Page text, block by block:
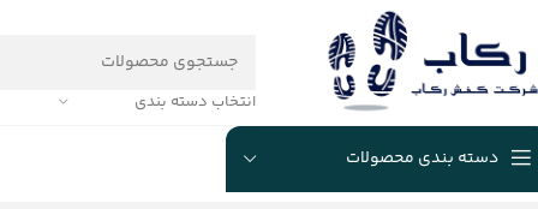
انتخاب دسته بندی
دسته بندی محصولات